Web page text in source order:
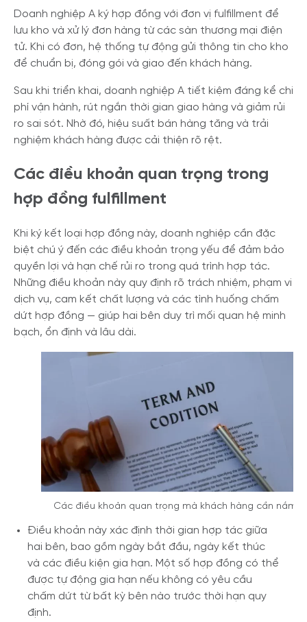
Doanh nghiệp A ký hợp đồng với đơn vị fulfillment để
lưu kho và xử lý đơn hàng từ các sàn thương mại điện
tử. Khi có đơn, hệ thống tự động gửi thông tin cho kho
để chuẩn bị, đóng gói và giao đến khách hàng.
Sau khi triển khai, doanh nghiệp A tiết kiệm đáng kể chi
phí vận hành, rút ngắn thời gian giao hàng và giảm rủi
ro sai sót. Nhờ đó, hiệu suất bán hàng tăng và trải
nghiệm khách hàng được cải thiện rõ rệt.
Các điều khoản quan trọng trong
hợp đồng fulfillment
Khi ký kết loại hợp đồng này, doanh nghiệp cần đặc
biệt chú ý đến các điều khoản trọng yếu để đảm bảo
quyền lợi và hạn chế rủi ro trong quá trình hợp tác.
Những điều khoản này quy định rõ trách nhiệm, phạm vi
dịch vụ, cam kết chất lượng và các tình huống chấm
dứt hợp đồng — giúp hai bên duy trì mối quan hệ minh
bạch, ổn định và lâu dài.
Các điều khoản quan trọng mà khách hàng cần nắm
Điều khoản này xác định thời gian hợp tác giữa
hai bên, bao gồm ngày bắt đầu, ngày kết thúc
và các điều kiện gia hạn. Một số hợp đồng có thể
được tự động gia hạn nếu không có yêu cầu
chấm dứt từ bất kỳ bên nào trước thời hạn quy
định.